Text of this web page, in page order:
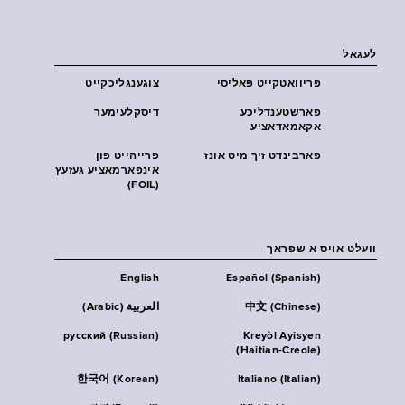
לעגאל
צוגענגליכקייט פּריוואטקייט פּאליסי
דיסקלעימער
פארשטענדליכע
אקאמאדאציע
פרייהייט פון
אינפארמאציע געזעץ
(FOIL)
פארבינדט זיך מיט אונז
וועלט אויס א שפראך
English Español (Spanish)
العربية (Arabic) 中文 (Chinese)
русский (Russian)
Kreyòl Ayisyen
(Haitian-Creole)
한국어 (Korean) Italiano (Italian)